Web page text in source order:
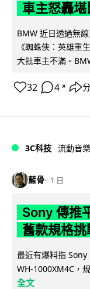
車主怒轟
BMW 近日透過無
《蜘蛛俠：英雄重
大批車主不滿。
32 4 ↗
3C科技 流動音樂
藍骨 1 日
Sony 傳推
舊款規格挑
最近有爆料指
WH-1000XM4C，
全文